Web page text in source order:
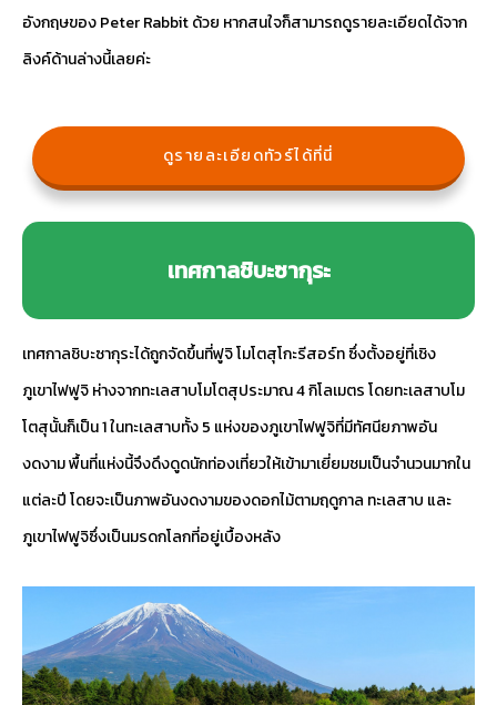
อังกฤษของ Peter Rabbit ด้วย หากสนใจก็สามารถดูรายละเอียดได้จาก
ลิงค์ด้านล่างนี้เลยค่ะ
ดูรายละเอียดทัวร์ได้ที่นี่
เทศกาลชิบะซากุระ
เทศกาลชิบะซากุระได้ถูกจัดขึ้นที่ฟูจิ โมโตสุโกะรีสอร์ท ซึ่งตั้งอยู่ที่เชิง
ภูเขาไฟฟูจิ ห่างจากทะเลสาบโมโตสุประมาณ 4 กิโลเมตร โดยทะเลสาบโม
โตสุนั้นก็เป็น 1 ในทะเลสาบทั้ง 5 แห่งของภูเขาไฟฟูจิที่มีทัศนียภาพอัน
งดงาม พื้นที่แห่งนี้จึงดึงดูดนักท่องเที่ยวให้เข้ามาเยี่ยมชมเป็นจำนวนมากใน
แต่ละปี โดยจะเป็นภาพอันงดงามของดอกไม้ตามฤดูกาล ทะเลสาบ และ
ภูเขาไฟฟูจิซึ่งเป็นมรดกโลกที่อยู่เบื้องหลัง